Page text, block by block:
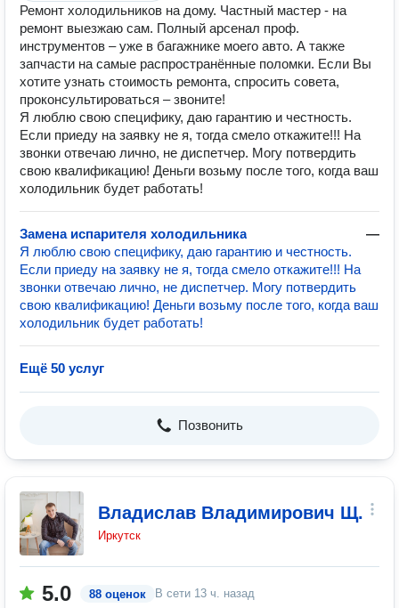
Ремонт холодильников на дому. Частный мастер - на
ремонт выезжаю сам. Полный арсенал проф.
инструментов – уже в багажнике моего авто. А также
запчасти на самые распространённые поломки. Если Вы
хотите узнать стоимость ремонта, спросить совета,
проконсультироваться – звоните!
Я люблю свою специфику, даю гарантию и честность.
Если приеду на заявку не я, тогда смело откажите!!! На
звонки отвечаю лично, не диспетчер. Могу потвердить
свою квалификацию! Деньги возьму после того, когда ваш
холодильник будет работать!
Замена испарителя холодильника
—
Я люблю свою специфику, даю гарантию и честность.
Если приеду на заявку не я, тогда смело откажите!!! На
звонки отвечаю лично, не диспетчер. Могу потвердить
свою квалификацию! Деньги возьму после того, когда ваш
холодильник будет работать!
Ещё 50 услуг
Позвонить
Владислав Владимирович Щ.
Иркутск
5.0 88 оценок В сети 13 ч. назад